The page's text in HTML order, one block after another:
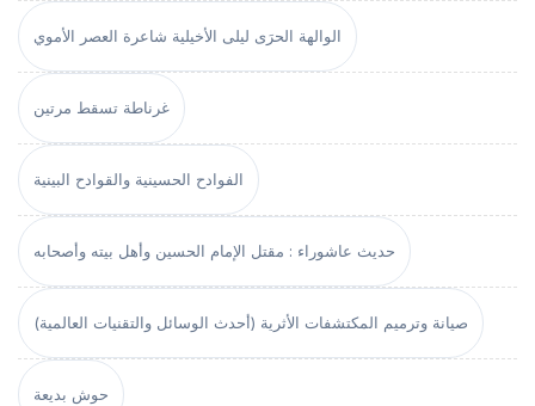
الوالهة الحرَى ليلى الأخيلية شاعرة العصر الأموي
غرناطة تسقط مرتين
الفوادح الحسينية والقوادح البينية
حديث عاشوراء : مقتل الإمام الحسين وأهل بيته وأصحابه
صيانة وترميم المكتشفات الأثرية (أحدث الوسائل والتقنيات العالمية)
حوش بديعة